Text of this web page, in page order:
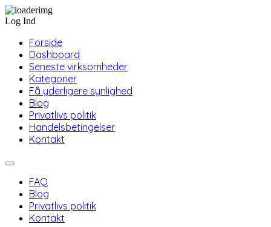
Log Ind
Forside
Dashboard
Seneste virksomheder
Kategorier
Få yderligere synlighed
Blog
Privatlivs politik
Handelsbetingelser
Kontakt
FAQ
Blog
Privatlivs politik
Kontakt